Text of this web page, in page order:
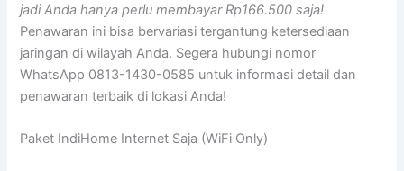
jadi Anda hanya perlu membayar Rp166.500 saja!
Penawaran ini bisa bervariasi tergantung ketersediaan
jaringan di wilayah Anda. Segera hubungi nomor
WhatsApp 0813-1430-0585 untuk informasi detail dan
penawaran terbaik di lokasi Anda!
Paket IndiHome Internet Saja (WiFi Only)